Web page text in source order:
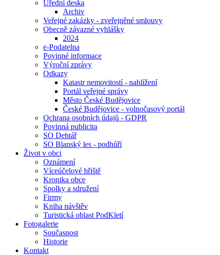
Úřední deska
Archiv
Veřejné zakázky - zveřejněné smlouvy
Obecně závazné vyhlášky
2024
e-Podatelna
Povinné informace
Výroční zprávy
Odkazy
Katastr nemovitostí - nahlížení
Portál veřejné správy
Město České Budějovice
České Budějovice - volnočasový portál
Ochrana osobních údajů - GDPR
Povinná publicita
SO Dehtář
SO Blanský les - podhůří
Život v obci
Oznámení
Víceúčelové hřiště
Kronika obce
Spolky a sdružení
Firmy
Kniha návštěv
Turistická oblast PodKletí
Fotogalerie
Současnost
Historie
Kontakt